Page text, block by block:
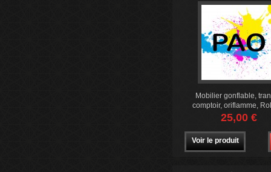
Mobilier gonflable,
comptoir, oriflamme,
kakémono, Barnum ou
gonflable...
25,00 €
Voir le produit